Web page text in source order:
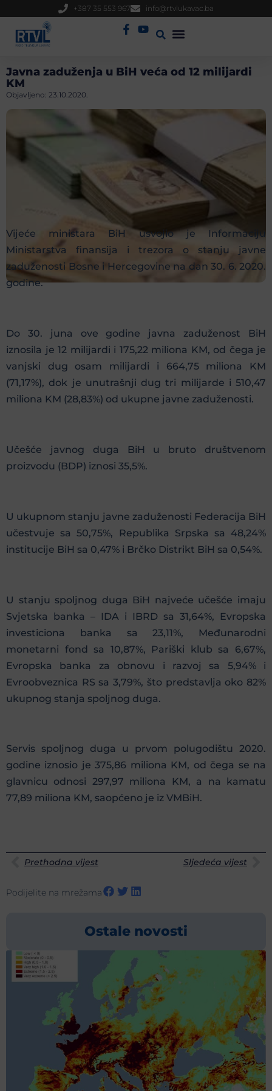
+387 35 553 967 info@rtvlukavac.ba
Javna zaduženja u BiH veća od 12 milijardi
KM
Objavljeno: 23.10.2020.
Vijeće ministara BiH usvojio je Informaciju
Ministarstva finansija i trezora o stanju javne
zaduženosti Bosne i Hercegovine na dan 30. 6. 2020.
godine.
Do 30. juna ove godine javna zaduženost BiH
iznosila je 12 milijardi i 175,22 miliona KM, od čega je
vanjski dug osam milijardi i 664,75 miliona KM
(71,17%), dok je unutrašnji dug tri milijarde i 510,47
miliona KM (28,83%) od ukupne javne zaduženosti.
Učešće javnog duga BiH u bruto društvenom
proizvodu (BDP) iznosi 35,5%.
U ukupnom stanju javne zaduženosti Federacija BiH
učestvuje sa 50,75%, Republika Srpska sa 48,24%
institucije BiH sa 0,47% i Brčko Distrikt BiH sa 0,54%.
U stanju spoljnog duga BiH najveće učešće imaju
Svjetska banka – IDA i IBRD sa 31,64%, Evropska
investiciona banka sa 23,11%, Međunarodni
monetarni fond sa 10,87%, Pariški klub sa 6,67%,
Evropska banka za obnovu i razvoj sa 5,94% i
Evroobveznica RS sa 3,79%, što predstavlja oko 82%
ukupnog stanja spoljnog duga.
Servis spoljnog duga u prvom polugodištu 2020.
godine iznosio je 375,86 miliona KM, od čega se na
glavnicu odnosi 297,97 miliona KM, a na kamatu
77,89 miliona KM, saopćeno je iz VMBiH.
Prethodna vijest Sljedeća vijest
Podijelite na mrežama
Ostale novosti